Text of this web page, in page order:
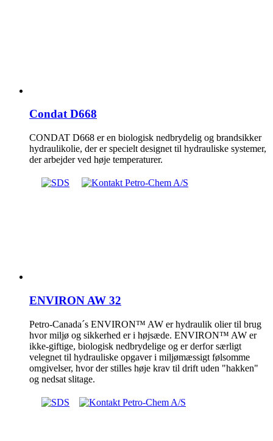
Condat D668
CONDAT D668 er en biologisk nedbrydelig og brandsikker
hydraulikolie, der er specielt designet til hydrauliske systemer,
der arbejder ved høje temperaturer.
ENVIRON AW 32
Petro-Canada´s ENVIRON™ AW er hydraulik olier til brug
hvor miljø og sikkerhed er i højsæde. ENVIRON™ AW er
ikke-giftige, biologisk nedbrydelige og er derfor særligt
velegnet til hydrauliske opgaver i miljømæssigt følsomme
omgivelser, hvor der stilles høje krav til drift uden "hakken"
og nedsat slitage.